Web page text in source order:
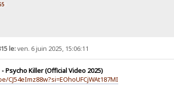
le:ven. 6 juin 2025, 15:06:11
Psycho Killer (Official Video 2025)
CJ54eImz88w?si=EOhoUFCjWAt187MI